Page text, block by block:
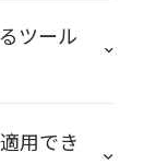
ツール
用でき